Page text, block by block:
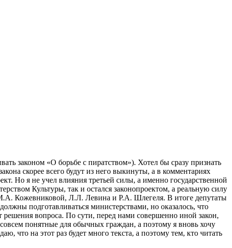
законом «О борьбе с пиратством»). Хотел бы сразу признать
скорее всего будут из него выкинуты, а в комментариях
Но я не учел влияния третьей силы, а именно государственной
Культуры, так и остался законопроектом, а реальную силу
Кожевниковой, Л.Л. Левина и Р.А. Шлегеля. В итоге депутаты
подготавливаться министерствами, но оказалось, что
вопроса. По сути, перед нами совершенно иной закон,
понятные для обычных граждан, а поэтому я вновь хочу
что на этот раз будет много текста, а поэтому тем, кто читать